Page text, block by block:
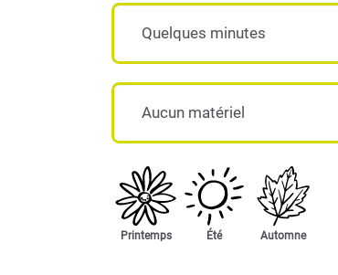
Quelques minutes
Aucun matériel
Printemps Été Automne